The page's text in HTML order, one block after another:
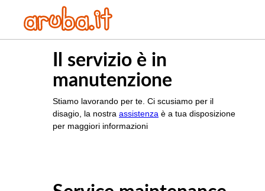
Il servizio è in
manutenzione
Stiamo lavorando per te. Ci scusiamo per il
disagio, la nostra assistenza è a tua disposizione
per maggiori informazioni